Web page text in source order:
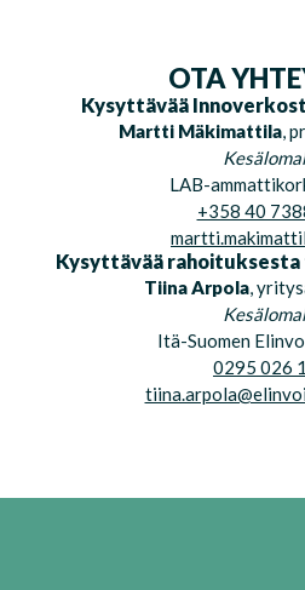
OTA
Kysyttävää
Martti Mäkimattila, p
LAB-
+358 40
Kysyttävää rahoituksesta
Tiina Arpola,
Itä-Suomen
0295 026